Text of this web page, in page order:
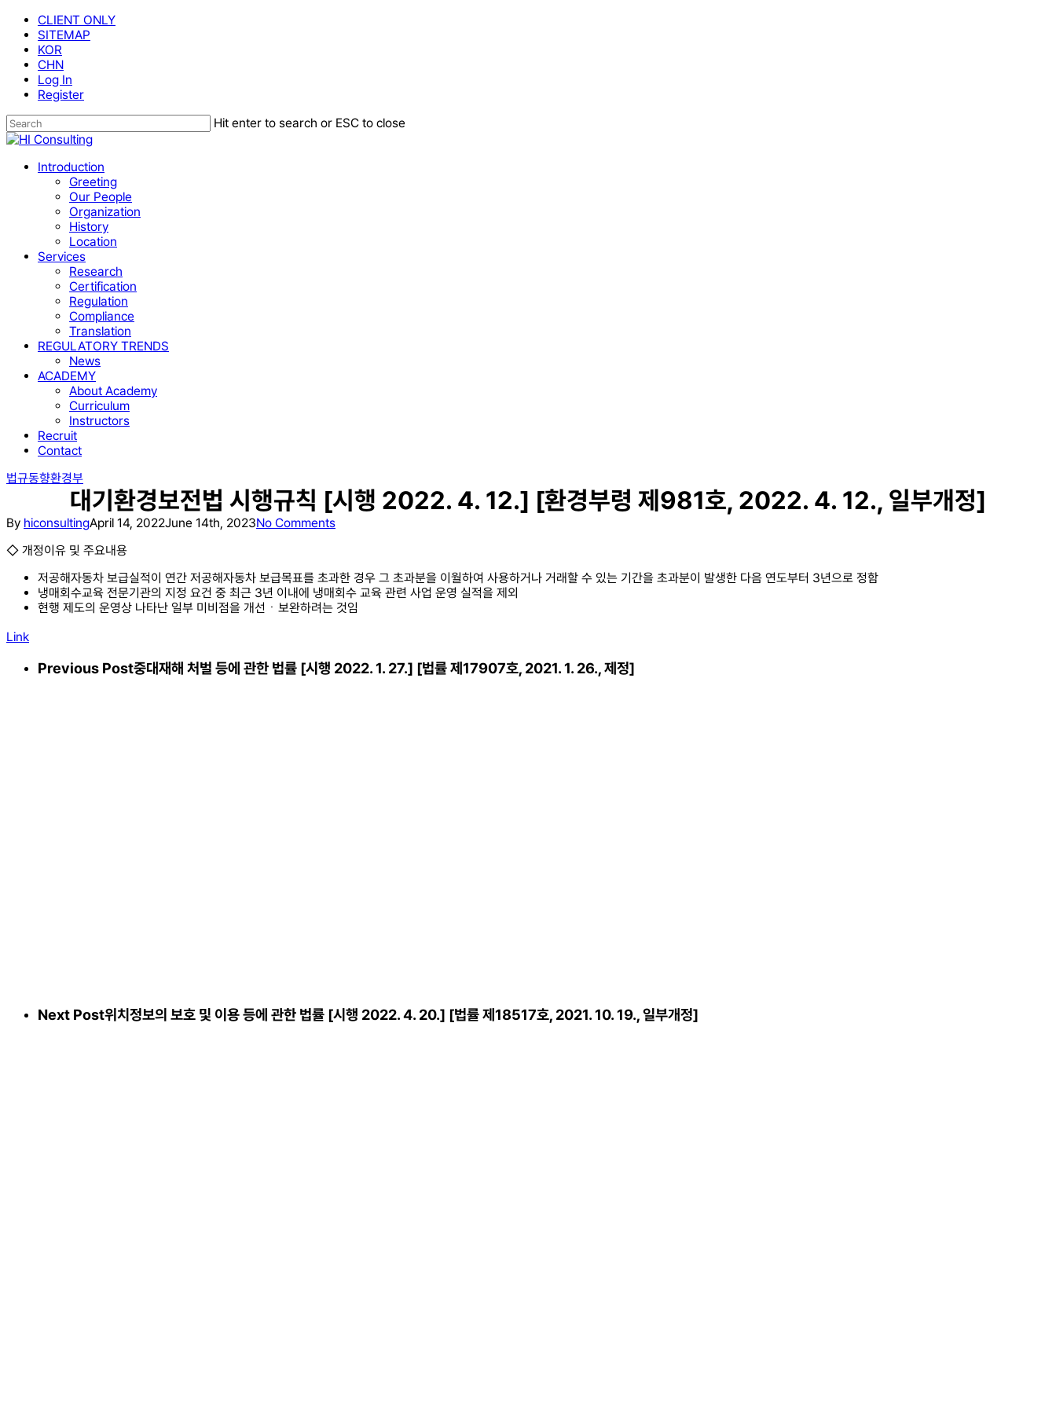
Skip
main
content
CLIENT ONLY
SITEMAP
KOR
CHN
Log In
Register
Hit enter to search or ESC to close
Close
Menu Introduction
Greeting
Our People
Organization
History
Location
Services
Research
Certification
Regulation
Compliance
Translation
REGULATORY TRENDS
News
ACADEMY
About Academy
Curriculum
Instructors
Recruit
Contact
법규동향환경부
대기환경보전법 시행규칙 [시행 2022. 4. 12.] [환경부령 제981호, 2022. 4. 12., 일부개정]
By hiconsultingApril 14, 2022June 14th, 2023No Comments
◇ 개정이유 및 주요내용
저공해자동차 보급실적이 연간 저공해자동차 보급목표를 초과한 경우 그 초과분을 이월하여 사용하거나 거래할 수 있는 기간을 초과분이 발생한 다음 연도부터 3년으로 정함
냉매회수교육 전문기관의 지정 요건 중 최근 3년 이내에 냉매회수 교육 관련 사업 운영 실적을 제외
현행 제도의 운영상 나타난 일부 미비점을 개선ㆍ보완하려는 것임
Link
Previous Post중대재해 처벌 등에 관한 법률 [시행 2022. 1. 27.] [법률 제17907호, 2021. 1. 26., 제정]
Next Post위치정보의 보호 및 이용 등에 관한 법률 [시행 2022. 4. 20.] [법률 제18517호, 2021. 10. 19., 일부개정]